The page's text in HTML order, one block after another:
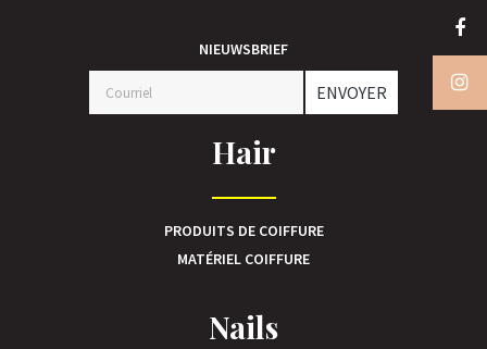
NIEUWSBRIEF
ENVOYER
Hair
PRODUITS DE COIFFURE
MATÉRIEL COIFFURE
Nails